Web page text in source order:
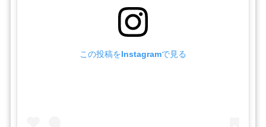
この投稿をInstagramで見る